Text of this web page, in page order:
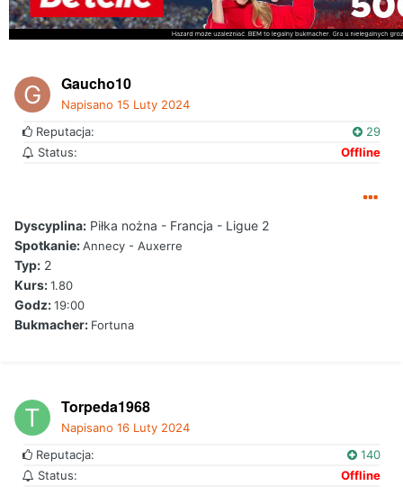
Gaucho10
Napisano 15 Luty 2024
Reputacja:
29
Status:
Offline
Dyscyplina: Piłka nożna - Francja - Ligue 2
Spotkanie:Annecy - Auxerre
Typ: 2
Kurs:1.80
Godz:19:00
Bukmacher: Fortuna
Torpeda1968
Napisano 16 Luty 2024
Reputacja:
140
Status:
Offline